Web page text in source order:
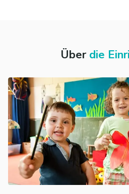
Über die